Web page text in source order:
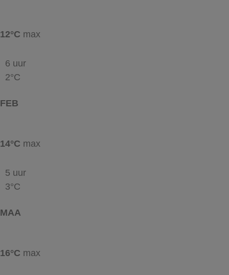
12°C max
6 uur
2°C
FEB
14°C max
5 uur
3°C
MAA
16°C max